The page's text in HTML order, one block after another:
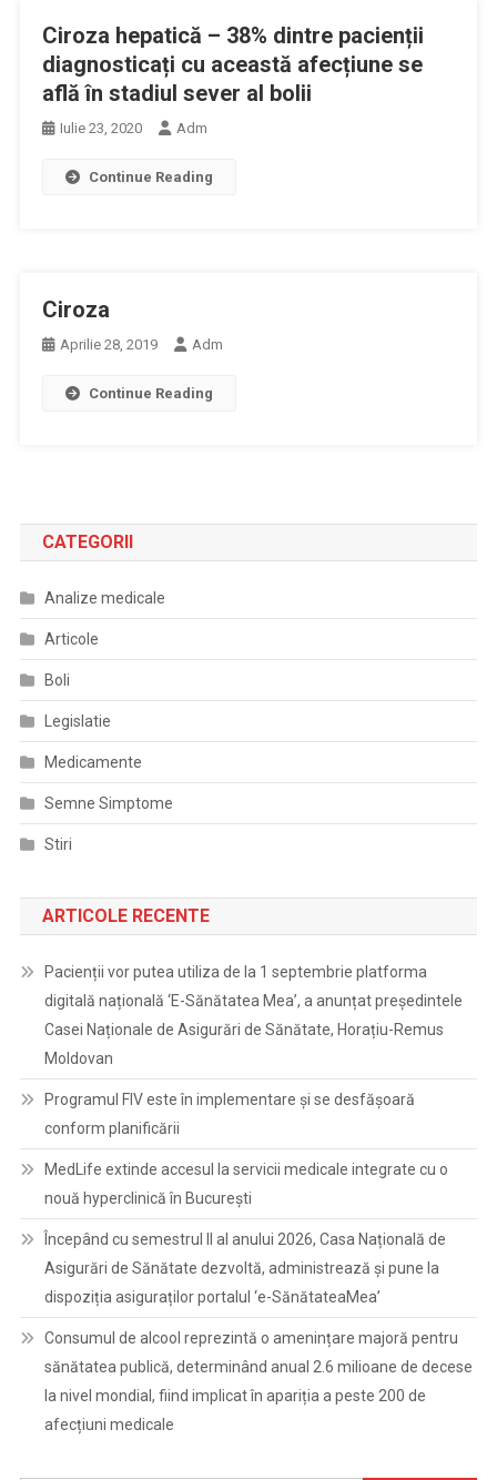
Ciroza hepatică – 38% dintre pacienții
diagnosticați cu această afecțiune se
află în stadiul sever al bolii
Iulie 23, 2020 Adm
Continue Reading
Ciroza
Aprilie 28, 2019 Adm
Continue Reading
CATEGORII
Analize medicale
Articole
Boli
Legislatie
Medicamente
Semne Simptome
Stiri
ARTICOLE RECENTE
Pacienții vor putea utiliza de la 1 septembrie platforma
digitală națională ‘E-Sănătatea Mea’, a anunțat președintele
Casei Naționale de Asigurări de Sănătate, Horațiu-Remus
Moldovan
Programul FIV este în implementare și se desfășoară
conform planificării
MedLife extinde accesul la servicii medicale integrate cu o
nouă hyperclinică în București
Începând cu semestrul II al anului 2026, Casa Națională de
Asigurări de Sănătate dezvoltă, administrează și pune la
dispoziția asiguraților portalul ‘e-SănătateaMea’
Consumul de alcool reprezintă o amenințare majoră pentru
sănătatea publică, determinând anual 2.6 milioane de decese
la nivel mondial, fiind implicat în apariția a peste 200 de
afecțiuni medicale